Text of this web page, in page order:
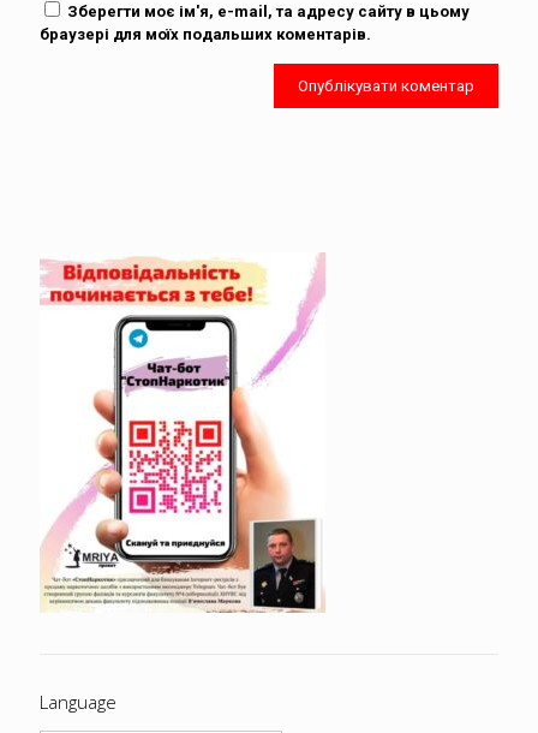
Зберегти моє ім'я, e-mail, та адресу сайту в цьому
браузері для моїх подальших коментарів.
Language